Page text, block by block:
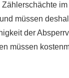
müssen
der
müssen